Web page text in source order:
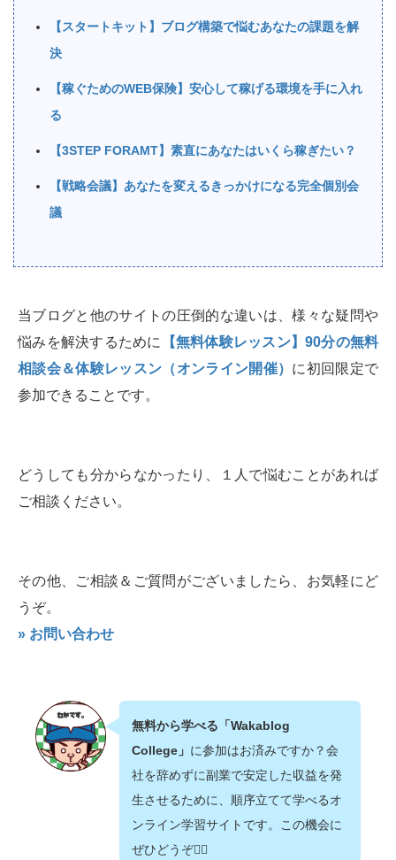
【スタートキット】ブログ構築で悩むあなたの課題を解
決
【稼ぐためのWEB保険】安心して稼げる環境を手に入れ
る
【3STEP FORAMT】素直にあなたはいくら稼ぎたい？
【戦略会議】あなたを変えるきっかけになる完全個別会
議
当ブログと他のサイトの圧倒的な違いは、様々な疑問や
悩みを解決するために
【無料体験レッスン】90分の無料
相談会＆体験レッスン（オンライン開催） に初回限定で
参加できることです。
どうしても分からなかったり、１人で悩むことがあれば
ご相談ください。
その他、ご相談＆ご質問がございましたら、お気軽にど
うぞ。
» お問い合わせ
無料から学べる「Wakablog
College」 に参加はお済みですか？会
社を辞めずに副業で安定した収益を発
生させるために、順序立てて学べるオ
ンライン学習サイトです。この機会に
ぜひどうぞ💁‍♂️